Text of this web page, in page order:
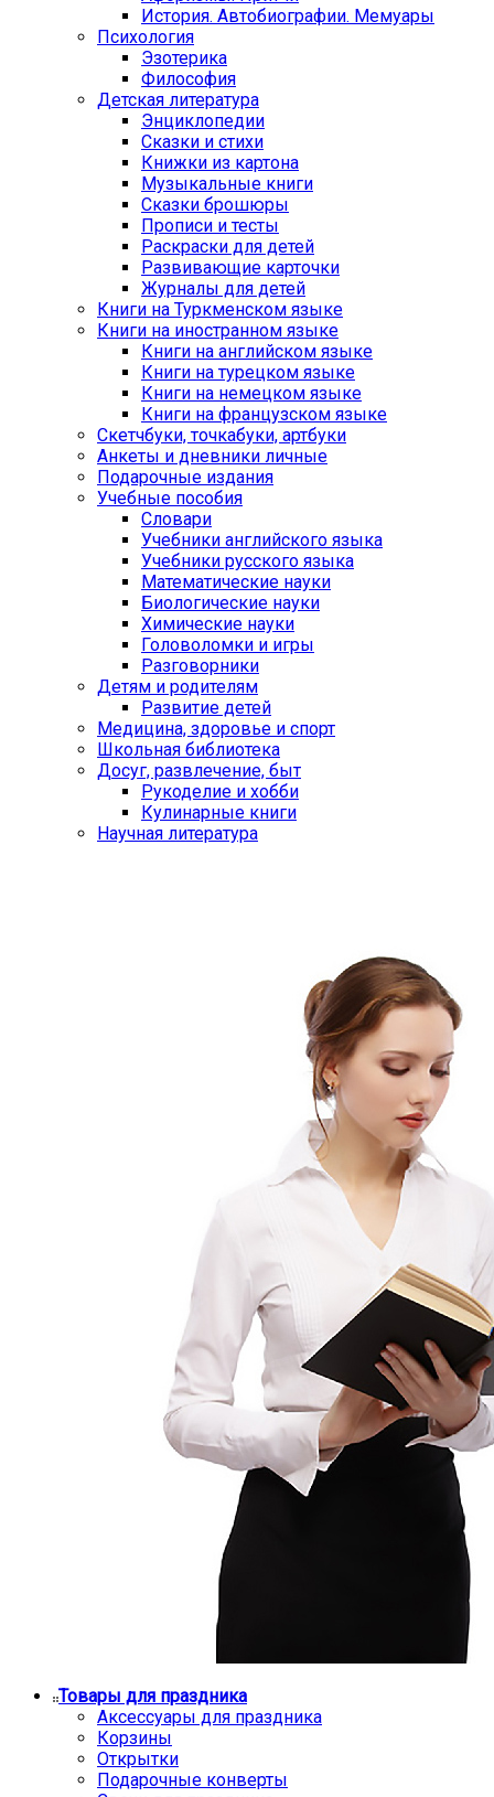
История. Автобиографии. Мемуары
Психология
Эзотерика
Философия
Детская литература
Энциклопедии
Сказки и стихи
Книжки из картона
Музыкальные книги
Сказки брошюры
Прописи и тесты
Раскраски для детей
Развивающие карточки
Журналы для детей
Книги на Туркменском языке
Книги на иностранном языке
Книги на английском языке
Книги на турецком языке
Книги на немецком языке
Книги на французском языке
Cкетчбуки, точкабуки, артбуки
Анкеты и дневники личные
Подарочные издания
Учебные пособия
Словари
Учебники английского языка
Учебники русского языка
Математические науки
Биологические науки
Химические науки
Головоломки и игры
Разговорники
Детям и родителям
Развитие детей
Медицина, здоровье и спорт
Школьная библиотека
Досуг, развлечение, быт
Рукоделие и хобби
Кулинарные книги
Научная литература
Товары для праздника
Аксессуары для праздника
Корзины
Открытки
Подарочные конверты